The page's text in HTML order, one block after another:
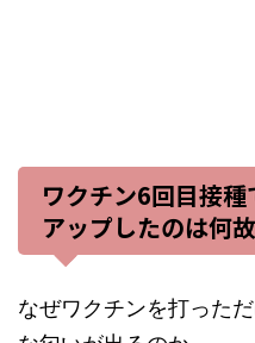
ワクチン6回目接
アップしたのは何
なぜワクチンを打った